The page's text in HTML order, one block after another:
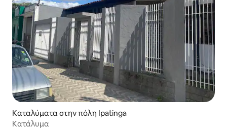
Καταλύματα στην πόλη Ipatinga
Κατάλυμα